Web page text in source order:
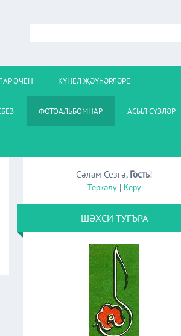
ӨЧЕН КҮҢЕЛ ҖӘҮҺӘРЛӘРЕ
ФОТОАЛЬБОМНАР АСЫЛ СҮЗЛӘР
Сәлам Сезгә, Гость!
Теркәлү| Керү
ШӘХСИ ТУГЪРА